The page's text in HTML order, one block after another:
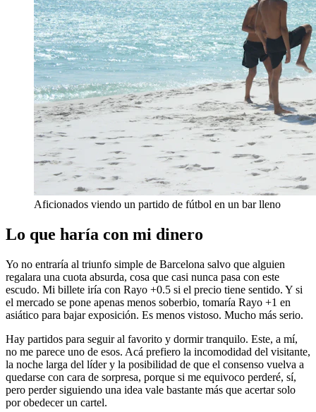
Aficionados viendo un partido de fútbol en un bar lleno
Lo que haría con mi dinero
Yo no entraría al triunfo simple de Barcelona salvo que alguien
regalara una cuota absurda, cosa que casi nunca pasa con este
escudo. Mi billete iría con Rayo +0.5 si el precio tiene sentido. Y si
el mercado se pone apenas menos soberbio, tomaría Rayo +1 en
asiático para bajar exposición. Es menos vistoso. Mucho más serio.
Hay partidos para seguir al favorito y dormir tranquilo. Este, a mí,
no me parece uno de esos. Acá prefiero la incomodidad del visitante,
la noche larga del líder y la posibilidad de que el consenso vuelva a
quedarse con cara de sorpresa, porque si me equivoco perderé, sí,
pero perder siguiendo una idea vale bastante más que acertar solo
por obedecer un cartel.